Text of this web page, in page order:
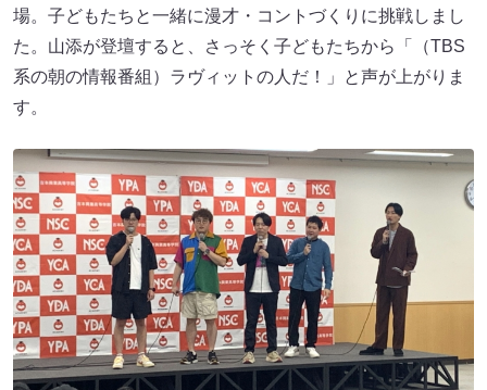
場。子どもたちと一緒に漫才・コントづくりに挑戦しまし
た。山添が登壇すると、さっそく子どもたちから「（TBS
系の朝の情報番組）ラヴィットの人だ！」と声が上がりま
す。